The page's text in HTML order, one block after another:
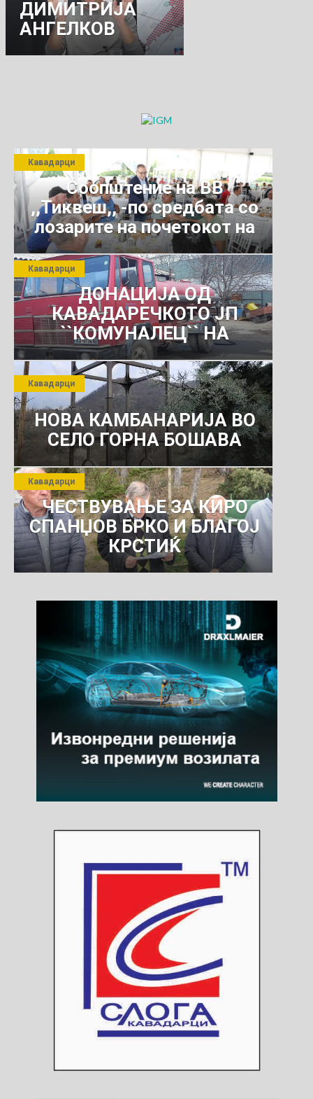
ДИМИТРИЈА
АНГЕЛКОВ
:“ИМА
Соопштение на ВВ
,,Тиквеш,, -по средбата со
лозарите на почетокот на
јули 2026 г.
Кавадарци
ДОНАЦИЈА ОД
КАВАДАРЕЧКОТО ЈП
``КОМУНАЛЕЦ`` НА
РОСОМАНСКОТО ЈАВНО
ПРЕТПРИЈАТИЕ ЗА
КОМУНАЛНО УСЛУГИ
Кавадарци
НОВА КАМБАНАРИЈА ВО
СЕЛО ГОРНА БОШАВА
Кавадарци
ЧЕСТВУВАЊЕ ЗА КИРО
СПАНЏОВ БРКО И БЛАГОЈ
КРСТИЌ
Кавадарци